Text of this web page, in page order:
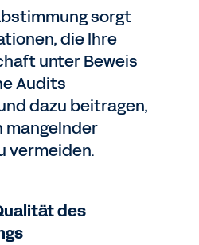
sorgt
die Ihre
unter Beweis
Audits
dazu beitragen,
mangelnder
vermeiden.
des